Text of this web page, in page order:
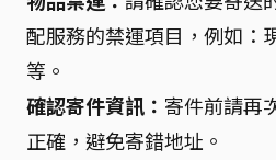
配服務的禁運項目，例如：
等。
確認寄件資訊： 寄件前請再
正確，避免寄錯地址。